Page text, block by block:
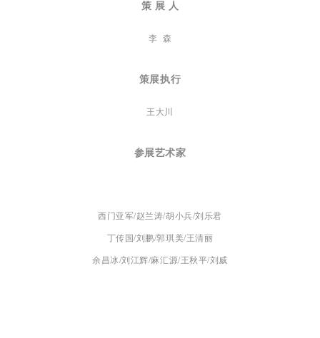
策 展 人
李 森
策展执行
王大川
参展艺术家
西门亚军/赵兰涛/胡小兵/刘乐君
丁传国/刘鹏/郭琪美/王清丽
余昌冰/刘江辉/麻汇源/王秋平/刘威